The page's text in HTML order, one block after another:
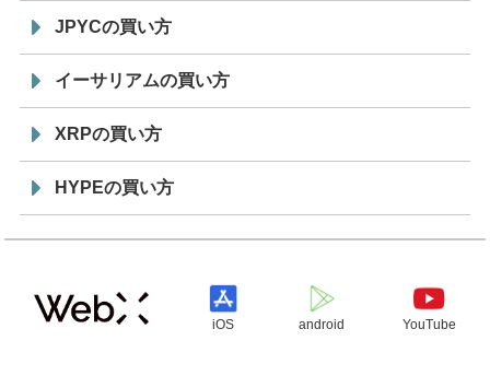
JPYCの買い方
イーサリアムの買い方
XRPの買い方
HYPEの買い方
iOS android YouTube